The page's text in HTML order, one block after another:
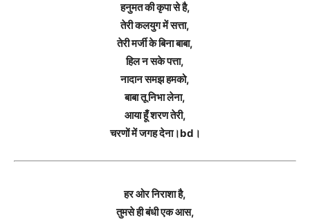
हनुमत की कृपा से है,
तेरी कलयुग में सत्ता,
तेरी मर्जी के बिना बाबा,
हिल न सके पत्ता,
नादान समझ हमको,
बाबा तू निभा लेना,
आया हूँ शरण तेरी,
चरणों में जगह देना।bd।
हर ओर निराशा है,
तुमसे ही बंधी एक आस,